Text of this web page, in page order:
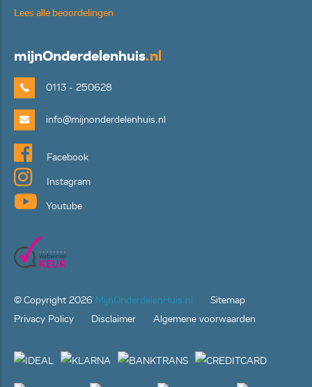
Lees alle beoordelingen
mijnOnderdelenhuis.nl
0113 - 250628
info@mijnonderdelenhuis.nl
Facebook
Instagram
Youtube
© Copyright 2026 MijnOnderdelenHuis.nl
Sitemap
Privacy Policy
Disclaimer Algemene voorwaarden